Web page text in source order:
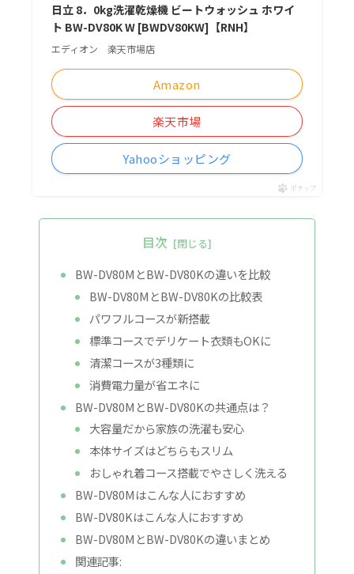
日立 8．0kg洗濯乾燥機 ビートウォッシュ ホワイ
ト BW-DV80K W [BWDV80KW]【RNH】
エディオン 楽天市場店
Amazon
楽天市場
Yahooショッピング
ポチップ
目次
BW-DV80MとBW-DV80Kの違いを比較
BW-DV80MとBW-DV80Kの比較表
パワフルコースが新搭載
標準コースでデリケート衣類もOKに
清潔コースが3種類に
消費電力量が省エネに
BW-DV80MとBW-DV80Kの共通点は？
大容量だから家族の洗濯も安心
本体サイズはどちらもスリム
おしゃれ着コース搭載でやさしく洗える
BW-DV80Mはこんな人におすすめ
BW-DV80Kはこんな人におすすめ
BW-DV80MとBW-DV80Kの違いまとめ
関連記事: